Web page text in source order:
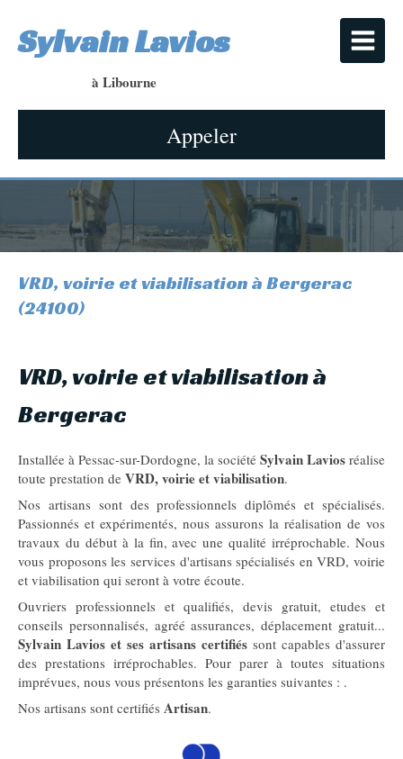
Sylvain Lavios
à Libourne
Appeler
VRD, voirie et viabilisation à Bergerac
(24100)
VRD, voirie et viabilisation à
Bergerac
Installée à Pessac-sur-Dordogne, la société Sylvain Lavios réalise
toute prestation de VRD, voirie et viabilisation.
Nos artisans sont des professionnels diplômés et spécialisés.
Passionnés et expérimentés, nous assurons la réalisation de vos
travaux du début à la fin, avec une qualité irréprochable. Nous
vous proposons les services d'artisans spécialisés en VRD, voirie
et viabilisation qui seront à votre écoute.
Ouvriers professionnels et qualifiés, devis gratuit, etudes et
conseils personnalisés, agréé assurances, déplacement gratuit...
Sylvain Lavios et ses artisans certifiés sont capables d'assurer
des prestations irréprochables. Pour parer à toutes situations
imprévues, nous vous présentons les garanties suivantes : .
Nos artisans sont certifiés Artisan.